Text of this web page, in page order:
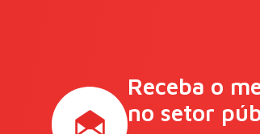
Receba o
no setor